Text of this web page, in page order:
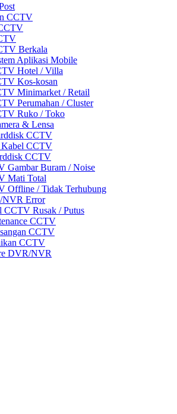
CCTV
Berkala
Aplikasi Mobile
Hotel / Villa
Kos-kosan
Minimarket / Retail
Perumahan / Cluster
Ruko / Toko
& Lensa
CCTV
Kabel CCTV
CCTV
Gambar Buram / Noise
Mati Total
Offline / Tidak Terhubung
NVR Error
CCTV Rusak / Putus
CCTV
CCTV
CCTV
DVR/NVR